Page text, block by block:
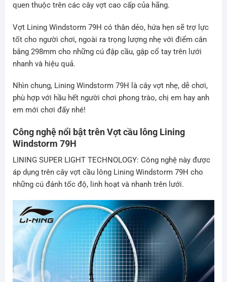
quen thuộc trên các cây vợt cao cấp của hãng.
Vợt Lining Windstorm 79H có thân dẻo, hứa hẹn sẽ trợ lực
tốt cho người chơi, ngoài ra trọng lượng nhẹ với điểm cân
bằng 298mm cho những cú đập cầu, gập cổ tay trên lưới
nhanh và hiệu quả.
Nhìn chung, Lining Windstorm 79H là cây vợt nhẹ, dễ chơi,
phù hợp với hầu hết người chơi phong trào, chị em hay anh
em mới chơi đấy nhé!
Công nghệ nổi bật trên Vợt cầu lông Lining
Windstorm 79H
LINING SUPER LIGHT TECHNOLOGY: Công nghệ này được
áp dụng trên cây vợt cầu lông Lining Windstorm 79H cho
những cú đánh tốc độ, linh hoạt và nhanh trên lưới.